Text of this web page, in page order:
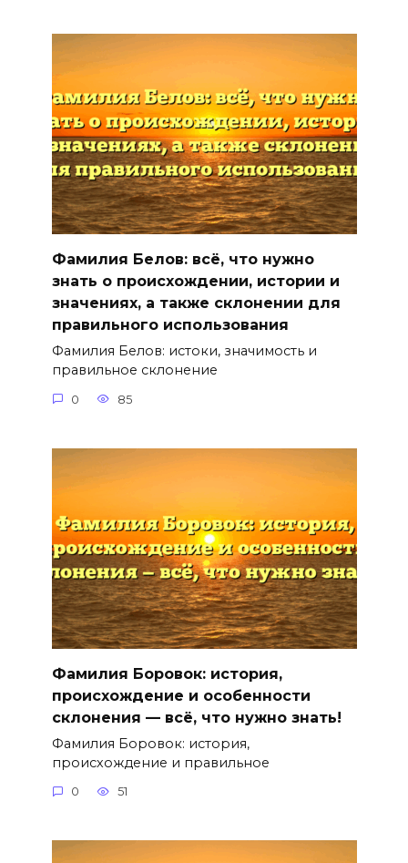
Фамилия Белов: всё, что нужно
знать о происхождении, истории и
значениях, а также склонении для
правильного использования
Фамилия Белов: истоки, значимость и
правильное склонение
0 85
Фамилия Боровок: история,
происхождение и особенности
склонения — всё, что нужно знать!
Фамилия Боровок: история,
происхождение и правильное
0 51